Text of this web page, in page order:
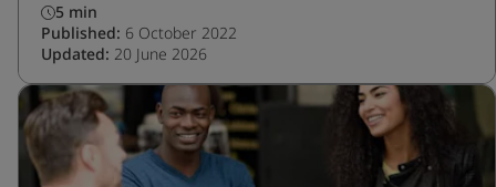
5 min
Published: 6 October 2022
Updated: 20 June 2026